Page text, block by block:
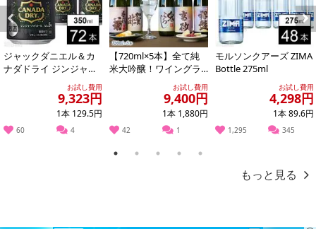
【お支払いについて】
※送料はお試し費用に含まれております。
※お支払い方法は、電話料金合算払い、クレジットカード、dポイン
トの利用となります。
【発送・お届け・商品について】
※お申込み頂きました商品の同梱、お届けの日時指定はいたしかね
※会員様のご都合でお受取りいただけない場合、商品の再発送や返
Previous
ジャックダニエル＆カ
ナダドライ ジンジャー
ハイボール 350mlお試し費用
9,323円
1本 129.5円
60 4
【720ml×5本】全て純
米大吟醸！ワイングラ
スで飲みたい厳選5酒
お試し費用
9,400円
1本 1,880円
42 1
モルソンクアーズ ZIMA
Bottle 275ml
お試し費用
4,298円
1本 89.6円
1,295 345
Next
1 2 3 4 5
もっと見る